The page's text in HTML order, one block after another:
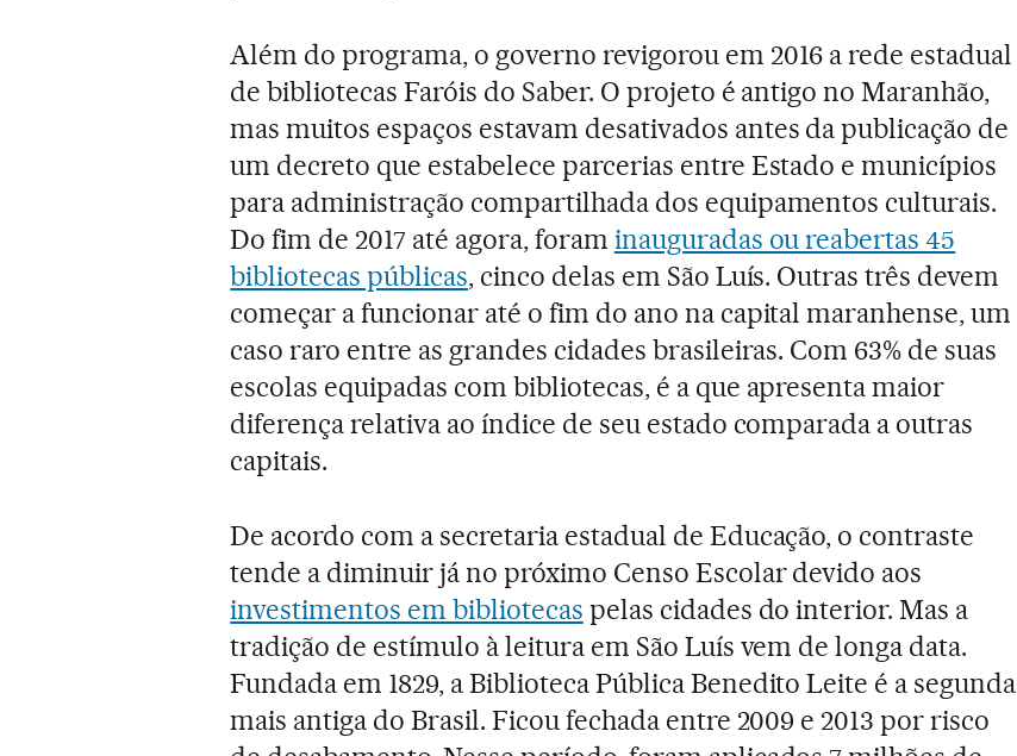
Além do programa, o governo revigorou em 2016 a rede estadual
de bibliotecas Faróis do Saber. O projeto é antigo no Maranhão,
mas muitos espaços estavam desativados antes da publicação de
um decreto que estabelece parcerias entre Estado e municípios
para administração compartilhada dos equipamentos culturais.
Do fim de 2017 até agora, foram inauguradas ou reabertas 45
bibliotecas públicas, cinco delas em São Luís. Outras três devem
começar a funcionar até o fim do ano na capital maranhense, um
caso raro entre as grandes cidades brasileiras. Com 63% de suas
escolas equipadas com bibliotecas, é a que apresenta maior
diferença relativa ao índice de seu estado comparada a outras
capitais.
De acordo com a secretaria estadual de Educação, o contraste
tende a diminuir já no próximo Censo Escolar devido aos
investimentos em bibliotecas pelas cidades do interior. Mas a
tradição de estímulo à leitura em São Luís vem de longa data.
Fundada em 1829, a Biblioteca Pública Benedito Leite é a segunda
mais antiga do Brasil. Ficou fechada entre 2009 e 2013 por risco